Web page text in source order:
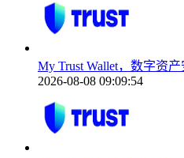
My Trust Wallet，数字资
2026-08-08 09:09:54